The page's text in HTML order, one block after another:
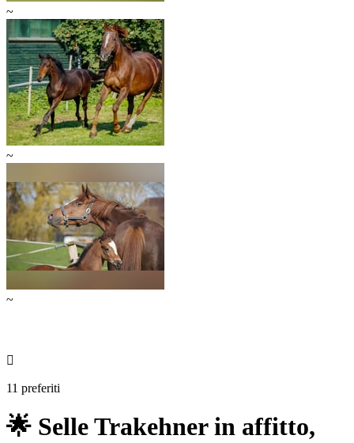
~
~
~

11 preferiti
🌟 Selle Trakehner in affitto,